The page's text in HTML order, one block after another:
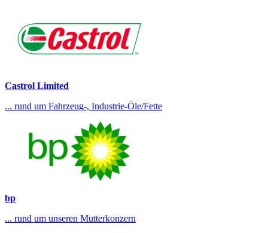
Castrol Limited
... rund um Fahrzeug-, Industrie-Öle/Fette
bp
... rund um unseren Mutterkonzern